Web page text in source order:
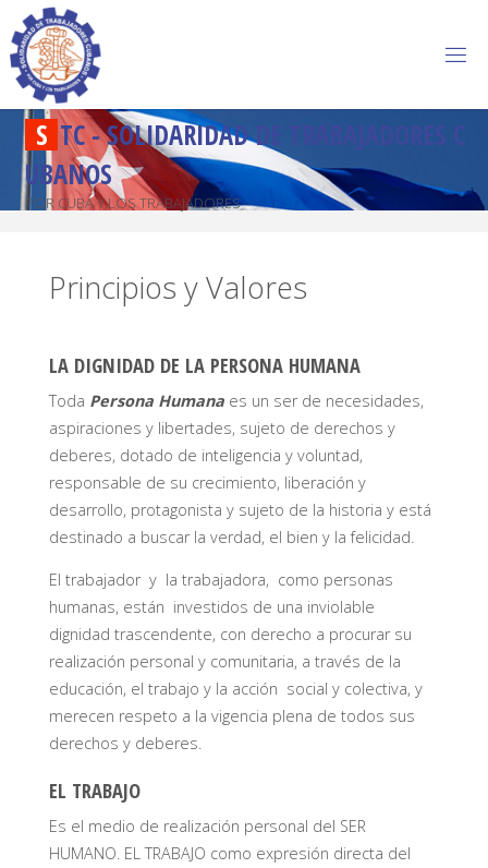
S TC-SOLIDARIDADD R A BAJADORES C
U BANOS
POR CUBA Y LOS TRABAJADORES
Principios y Valores
LA DIGNIDAD DE LA PERSONA HUMANA
Toda Persona Humanaes un ser de necesidades,
aspiraciones y libertades, sujeto de derechos y
deberes, dotado de inteligencia y voluntad,
responsable de su crecimiento, liberación y
desarrollo, protagonista y sujeto de la historia y está
destinado a buscar la verdad, el bien y la felicidad.
El trabajador y la trabajadora, como personas
humanas, están investidos de una inviolable
dignidad trascendente, con derecho a procurar su
realización personal y comunitaria, a través de la
educación, el trabajo y la acción social y colectiva, y
merecen respeto a la vigencia plena de todos sus
derechos y deberes.
EL TRABAJO
Es el medio de realización personal del SER
HUMANO. EL TRABAJO como expresión directa del